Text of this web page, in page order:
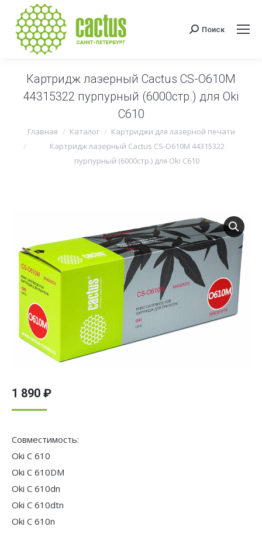
Поиск:
Поиск
Картридж лазерный Cactus CS-O610M
44315322 пурпурный (6000стр.) для Oki
C610
Вы здесь:
Главная Каталог
Картриджи для лазерной печати
Картридж лазерный Cactus CS-O610M 44315322
пурпурный (6000стр.) для Oki C610
1 890 ₽
Совместимость:
Oki C 610
Oki C 610DM
Oki C 610dn
Oki C 610dtn
Oki C 610n